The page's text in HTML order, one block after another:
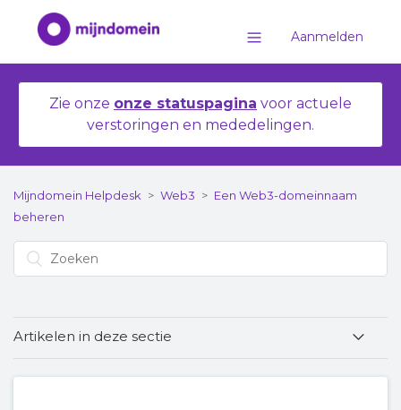
Aanmelden
Zie onze onze statuspagina voor actuele
verstoringen en mededelingen.
Mijndomein Helpdesk Web3
Een Web3-domeinnaam
beheren
Artikelen in deze sectie
Je Web3-domeinnaam koppelen aan je